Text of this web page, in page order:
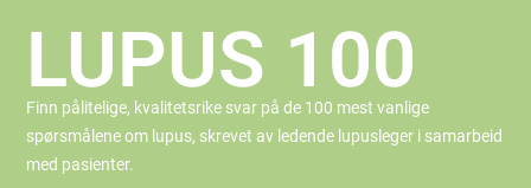
LUPUS 100
Finn pålitelige, kvalitetsrike svar på de 100 mest vanlige
spørsmålene om lupus, skrevet av ledende lupusleger i samarbeid
med pasienter.